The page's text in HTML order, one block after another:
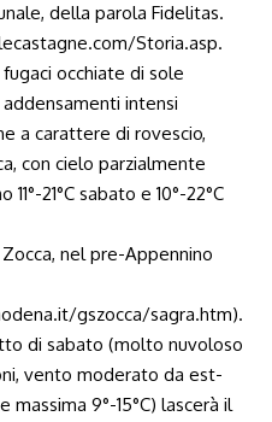
della parola Fidelitas.
Storia.asp.
occhiate di sole
intensi
a carattere di rovescio,
con cielo parzialmente
21°C sabato e 10°-22°C
nel pre-Appennino
gszocca/sagra.htm).
di sabato (molto nuvoloso
vento moderato da est-
9°-15°C) lascerà il